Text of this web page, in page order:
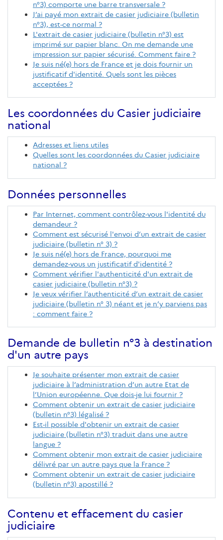
n°3) comporte une barre transversale ?
J’ai payé mon extrait de casier judiciaire (bulletin
n°3), est-ce normal ?
L'extrait de casier judiciaire (bulletin n°3) est
imprimé sur papier blanc. On me demande une
impression sur papier sécurisé. Comment faire ?
Je suis né(e) hors de France et je dois fournir un
justificatif d'identité. Quels sont les pièces
acceptées ?
Les coordonnées du Casier judiciaire
national
Adresses et liens utiles
Quelles sont les coordonnées du Casier judiciaire
national ?
Données personnelles
Par Internet, comment contrôlez-vous l'identité du
demandeur ?
Comment est sécurisé l'envoi d’un extrait de casier
judiciaire (bulletin n° 3) ?
Je suis né(e) hors de France, pourquoi me
demandez-vous un justificatif d'identité ?
Comment vérifier l'authenticité d'un extrait de
casier judiciaire (bulletin n°3) ?
Je veux vérifier l’authenticité d’un extrait de casier
judiciaire (bulletin n° 3) néant et je n’y parviens pas
: comment faire ?
Demande de bulletin n°3 à destination
d'un autre pays
Je souhaite présenter mon extrait de casier
judiciaire à l’administration d’un autre Etat de
l’Union européenne. Que dois-je lui fournir ?
Comment obtenir un extrait de casier judiciaire
(bulletin n°3) légalisé ?
Est-il possible d'obtenir un extrait de casier
judiciaire (bulletin n°3) traduit dans une autre
langue ?
Comment obtenir mon extrait de casier judiciaire
délivré par un autre pays que la France ?
Comment obtenir un extrait de casier judiciaire
(bulletin n°3) apostillé ?
Contenu et effacement du casier
judiciaire